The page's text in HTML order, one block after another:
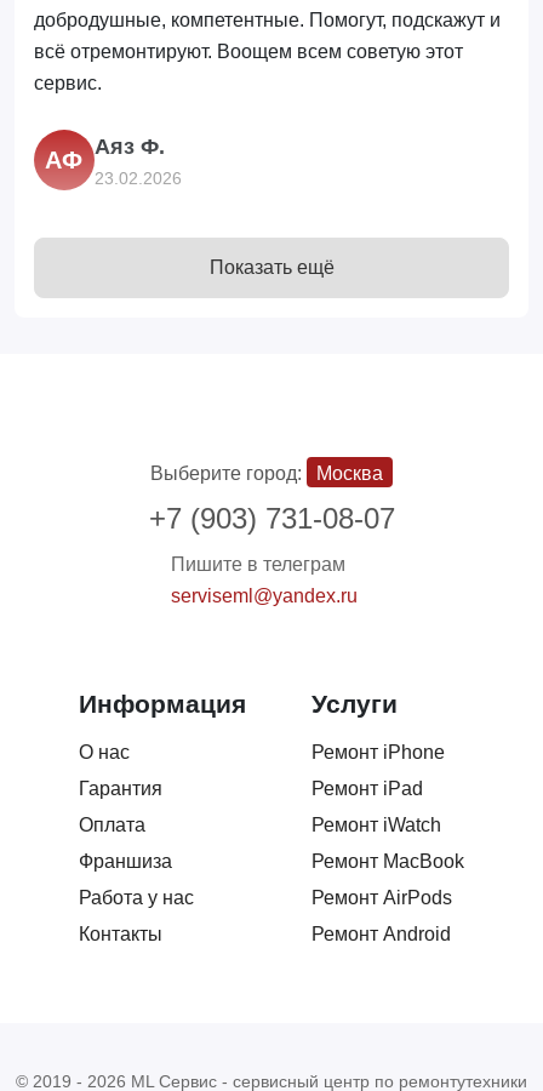
добродушные, компетентные. Помогут, подскажут и
всё отремонтируют. Воощем всем советую этот
сервис.
АФ Аяз Ф.
23.02.2026
персонал, поменяли дисплей, и акум, все
Отличнй сервис, быстро поменяли аккумулятор.
Отличные сотрудники, очень приятные ребята
Маргарита М.
дисплея, ребята помогли определится с выбором и
подсказали ,что будет лучше. Большое спасибо
вежлевому персоналу за оказаные услуги. В
Роман Гатауллин
21.02.2026
Показать ещё
Выберите город: Москва
+7 (903) 731-08-07
Пишите в телеграм
serviseml@yandex.ru
Информация
О нас
Гарантия
Оплата
Франшиза
Работа у нас
Контакты
Услуги
Ремонт iPhone
Ремонт iPad
Ремонт iWatch
Ремонт MacBook
Ремонт AirPods
Ремонт Android
© 2019 - 2026 ML Сервис - сервисный центр по ремонтутехники